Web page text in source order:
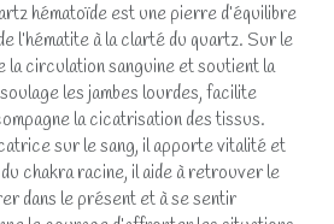
hématoïde est une pierre d’équilibre
l’hématite à la clarté du quartz. Sur le
la circulation sanguine et soutient la
les jambes lourdes, facilite
la cicatrisation des tissus.
sur le sang, il apporte vitalité et
chakra racine, il aide à retrouver le
dans le présent et à se sentir